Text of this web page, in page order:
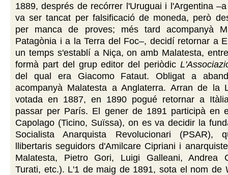
1889, després de recórrer l'Uruguai i l'Argentina
va ser tancat per falsificació de moneda, però
per manca de proves; més tard acompanyà
Patagònia i a la Terra del Foc–, decidí retornar a
un temps s'establí a Niça, on amb Malatesta,
formà part del grup editor del periòdic
del qual era Giacomo Fataut. Obligat a
acompanyà Malatesta a Anglaterra. Arran de la
votada en 1887, en 1890 pogué retornar a
passar per París. El gener de 1891 participà en
Capolago (Ticino, Suïssa), on es va decidir la
Socialista Anarquista Revolucionari (PSAR),
llibertaris seguidors d'Amilcare Cipriani i
Malatesta, Pietro Gori, Luigi Galleani, Andrea
Turati, etc.). L'1 de maig de 1891, sota el nom de